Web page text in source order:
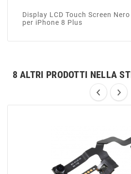
Display LCD Touch Screen
per iPhone 8 Plus
8 ALTRI PRODOTTI NELLA